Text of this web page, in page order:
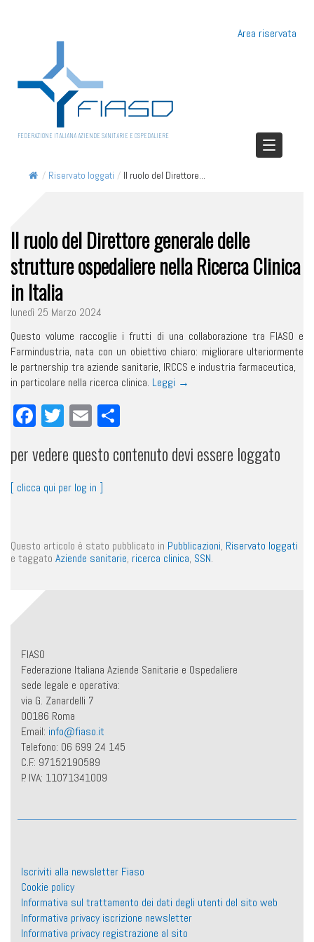
Area riservata
FEDERAZIONE ITALIANA AZIENDE SANITARIE E OSPEDALIERE
/ Riservato loggati / Il ruolo del Direttore...
Il ruolo del Direttore generale delle
strutture ospedaliere nella Ricerca Clinica
in Italia
lunedì 25 Marzo 2024
Questo volume raccoglie i frutti di una collaborazione tra FIASO e
Farmindustria, nata con un obiettivo chiaro: migliorare ulteriormente
le partnership tra aziende sanitarie, IRCCS e industria farmaceutica,
in particolare nella ricerca clinica. Leggi →
Facebook
Twitter
Email
per vedere questo contenuto devi essere loggato
[ clicca qui per log in ]
Questo articolo è stato pubblicato in Pubblicazioni, Riservato loggati
e taggato Aziende sanitarie, ricerca clinica, SSN.
FIASO
Federazione Italiana Aziende Sanitarie e Ospedaliere
sede legale e operativa:
via G. Zanardelli 7
00186 Roma
Email: info@fiaso.it
Telefono: 06 699 24 145
C.F.: 97152190589
P. IVA: 11071341009
Iscriviti alla newsletter Fiaso
Cookie policy
Informativa sul trattamento dei dati degli utenti del sito web
Informativa privacy iscrizione newsletter
Informativa privacy registrazione al sito